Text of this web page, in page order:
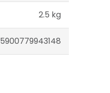
2.5 kg
5900779943148